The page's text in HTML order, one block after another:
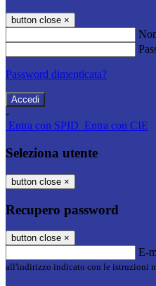
button close ×
Password dimenticata?
-
Entra con SPID Entra con CIE
Seleziona utente
button close ×
Recupero password
button close ×
E-
all'indirizzo indicato con le istruzioni